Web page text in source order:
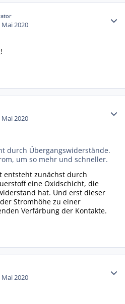
Mai 2020
Mai 2020
durch Übergangswiderstände.
um so mehr und schneller.
entsteht zunächst durch
eine Oxidschicht, die
hat. Und erst dieser
Stromhöhe zu einer
Verfärbung der Kontakte.
Mai 2020